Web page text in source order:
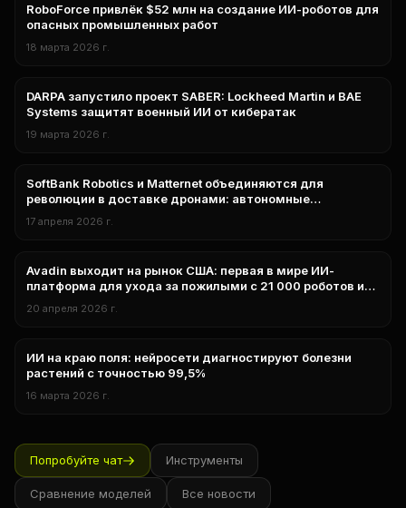
технологии
RoboForce привлёк $52 млн на создание ИИ-роботов для
опасных промышленных работ
18 марта 2026 г.
технологии
DARPA запустило проект SABER: Lockheed Martin и BAE
Systems защитят военный ИИ от кибератак
19 марта 2026 г.
нейросети
SoftBank Robotics и Matternet объединяются для
революции в доставке дронами: автономные
17 апреля 2026 г.
нейросети
Avadin выходит на рынок США: первая в мире ИИ-
платформа для ухода за пожилыми с 21 000 роботов и
20 апреля 2026 г.
Исследования
ИИ на краю поля: нейросети диагностируют болезни
растений с точностью 99,5%
16 марта 2026 г.
Попробуйте чат Инструменты
Сравнение моделей Все новости